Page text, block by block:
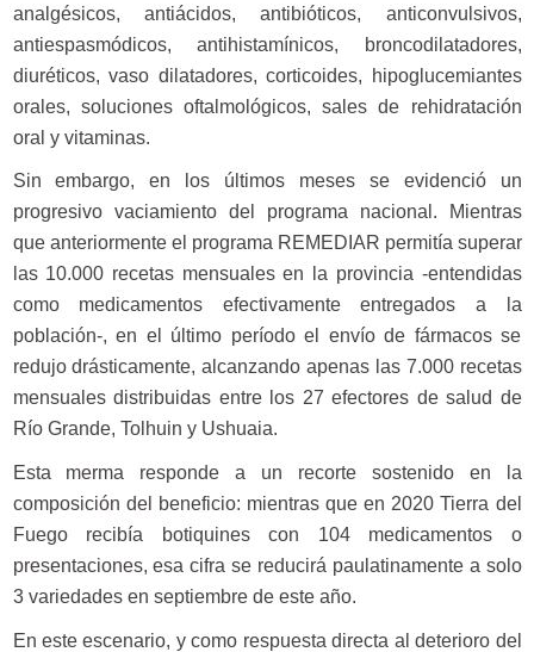
analgésicos, antiácidos, antibióticos, anticonvulsivos,
antiespasmódicos, antihistamínicos, broncodilatadores,
diuréticos, vaso dilatadores, corticoides, hipoglucemiantes
orales, soluciones oftalmológicos, sales de rehidratación
oral y vitaminas.
Sin embargo, en los últimos meses se evidenció un
progresivo vaciamiento del programa nacional. Mientras
que anteriormente el programa REMEDIAR permitía superar
las 10.000 recetas mensuales en la provincia -entendidas
como medicamentos efectivamente entregados a la
población-, en el último período el envío de fármacos se
redujo drásticamente, alcanzando apenas las 7.000 recetas
mensuales distribuidas entre los 27 efectores de salud de
Río Grande, Tolhuin y Ushuaia.
Esta merma responde a un recorte sostenido en la
composición del beneficio: mientras que en 2020 Tierra del
Fuego recibía botiquines con 104 medicamentos o
presentaciones, esa cifra se reducirá paulatinamente a solo
3 variedades en septiembre de este año.
En este escenario, y como respuesta directa al deterioro del